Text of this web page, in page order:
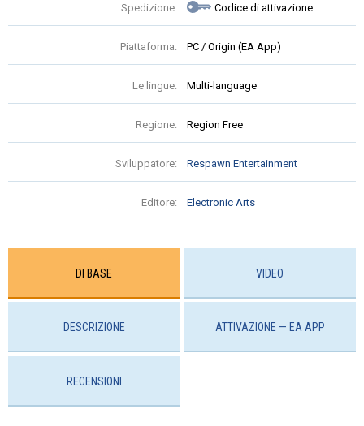
Spedizione: Codice di attivazione
Piattaforma: PC / Origin (EA App)
Le lingue: Multi-language
Regione: Region Free
Sviluppatore: Respawn Entertainment
Editore: Electronic Arts
DI BASE VIDEO
DESCRIZIONE ATTIVAZIONE — EA APP
RECENSIONI